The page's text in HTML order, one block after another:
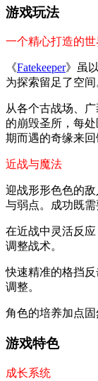
游戏玩法
一个精心打造的世
《Fatekeeper》虽
为探索留足了空间
从各个古战场、
的崩毁圣所，每
期而遇的奇缘来回
近战与魔法
迎战形形色色的
与弱点。成功既需
在近战中灵活反
调整战术。
快速精准的格挡
调整。
角色的培养加点
游戏特色
成长系统